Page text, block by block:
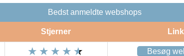
Bedst anmeldte webshops
Stjerner Link
Besøg